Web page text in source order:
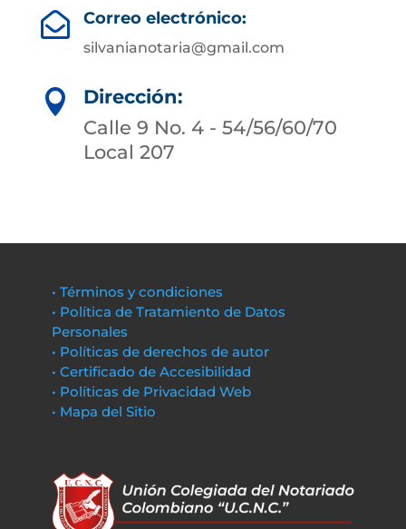
 Correo electrónico:
silvanianotaria@gmail.com

Dirección:
Calle 9 No. 4 - 54/56/60/70
Local 207
• Términos y condiciones
• Política de Tratamiento de Datos
Personales
• Políticas de derechos de autor
• Certificado de Accesibilidad
• Políticas de Privacidad Web
• Mapa del Sitio